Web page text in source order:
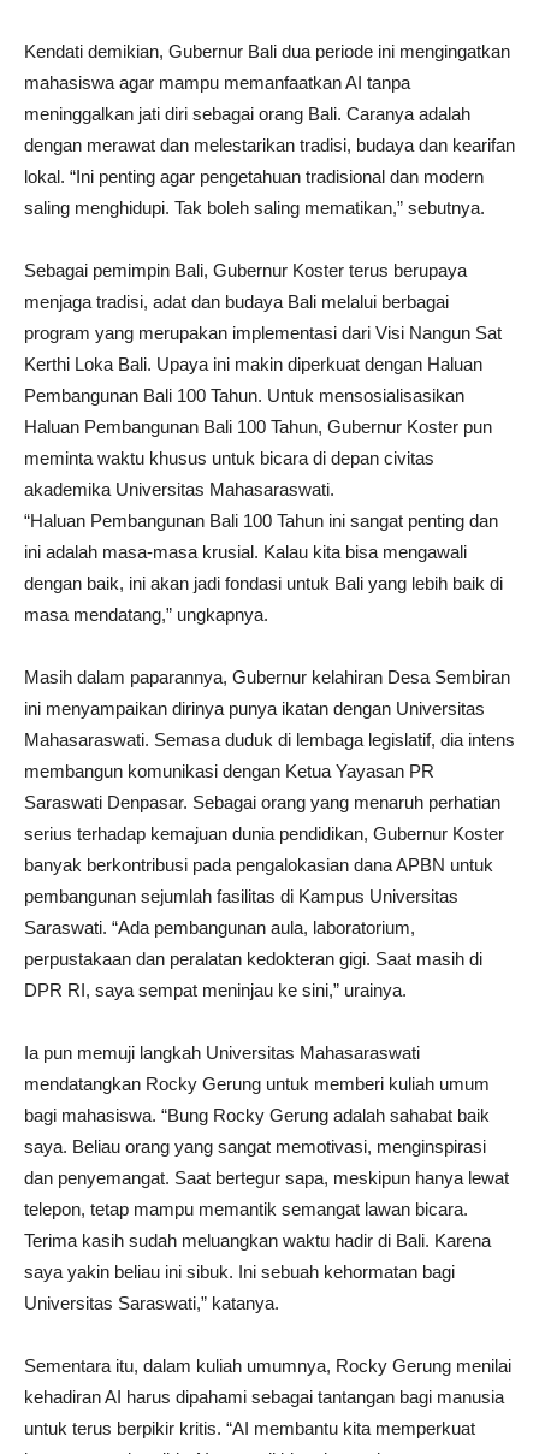
Kendati demikian, Gubernur Bali dua periode ini mengingatkan
mahasiswa agar mampu memanfaatkan AI tanpa
meninggalkan jati diri sebagai orang Bali. Caranya adalah
dengan merawat dan melestarikan tradisi, budaya dan kearifan
lokal. “Ini penting agar pengetahuan tradisional dan modern
saling menghidupi. Tak boleh saling mematikan,” sebutnya.
Sebagai pemimpin Bali, Gubernur Koster terus berupaya
menjaga tradisi, adat dan budaya Bali melalui berbagai
program yang merupakan implementasi dari Visi Nangun Sat
Kerthi Loka Bali. Upaya ini makin diperkuat dengan Haluan
Pembangunan Bali 100 Tahun. Untuk mensosialisasikan
Haluan Pembangunan Bali 100 Tahun, Gubernur Koster pun
meminta waktu khusus untuk bicara di depan civitas
akademika Universitas Mahasaraswati.
“Haluan Pembangunan Bali 100 Tahun ini sangat penting dan
ini adalah masa-masa krusial. Kalau kita bisa mengawali
dengan baik, ini akan jadi fondasi untuk Bali yang lebih baik di
masa mendatang,” ungkapnya.
Masih dalam paparannya, Gubernur kelahiran Desa Sembiran
ini menyampaikan dirinya punya ikatan dengan Universitas
Mahasaraswati. Semasa duduk di lembaga legislatif, dia intens
membangun komunikasi dengan Ketua Yayasan PR
Saraswati Denpasar. Sebagai orang yang menaruh perhatian
serius terhadap kemajuan dunia pendidikan, Gubernur Koster
banyak berkontribusi pada pengalokasian dana APBN untuk
pembangunan sejumlah fasilitas di Kampus Universitas
Saraswati. “Ada pembangunan aula, laboratorium,
perpustakaan dan peralatan kedokteran gigi. Saat masih di
DPR RI, saya sempat meninjau ke sini,” urainya.
Ia pun memuji langkah Universitas Mahasaraswati
mendatangkan Rocky Gerung untuk memberi kuliah umum
bagi mahasiswa. “Bung Rocky Gerung adalah sahabat baik
saya. Beliau orang yang sangat memotivasi, menginspirasi
dan penyemangat. Saat bertegur sapa, meskipun hanya lewat
telepon, tetap mampu memantik semangat lawan bicara.
Terima kasih sudah meluangkan waktu hadir di Bali. Karena
saya yakin beliau ini sibuk. Ini sebuah kehormatan bagi
Universitas Saraswati,” katanya.
Sementara itu, dalam kuliah umumnya, Rocky Gerung menilai
kehadiran AI harus dipahami sebagai tantangan bagi manusia
untuk terus berpikir kritis. “AI membantu kita memperkuat